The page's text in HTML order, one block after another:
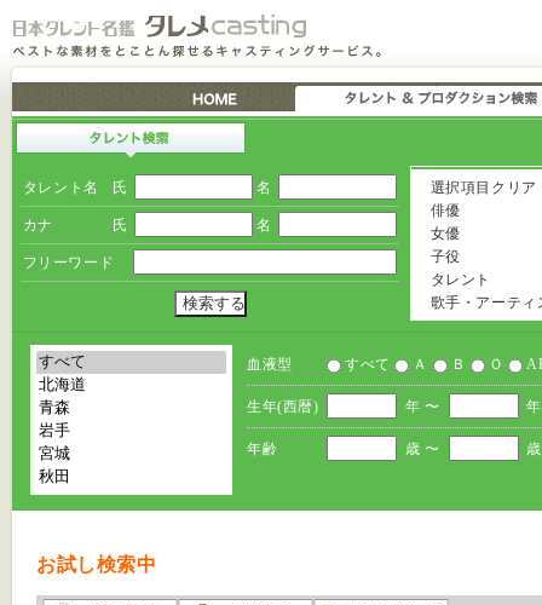
タレント名 氏 名
カナ 氏 名
フリーワード
選択項目クリア
俳優
女優
子役
タレント
歌手・アーティ
血液型 すべて Ａ Ｂ Ｏ
生年(西暦) 年 〜
年齢 歳 〜 歳
お試し検索中